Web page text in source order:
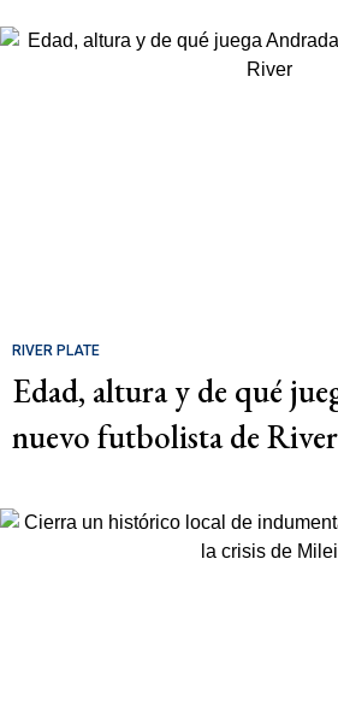
RIVER PLATE
Edad, altura y de qué
nuevo futbolista de River